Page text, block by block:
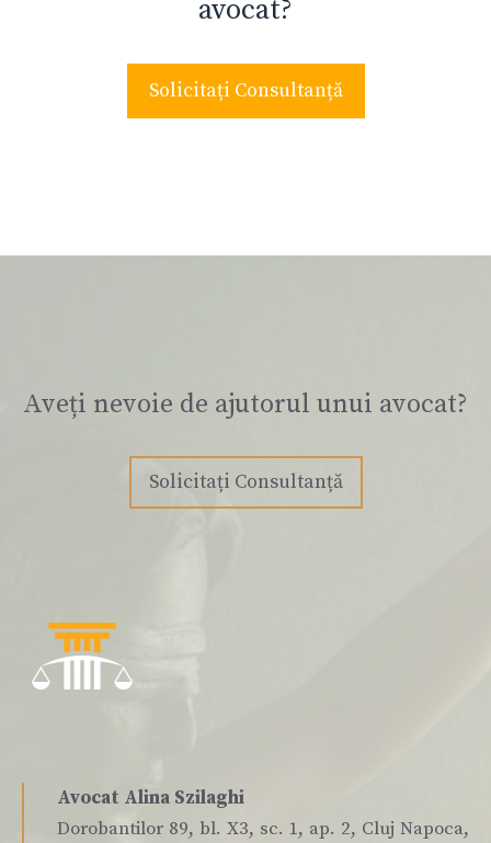
avocat?
Solicitați Consultanță
Aveți nevoie de ajutorul unui avocat?
Solicitați Consultanță
Avocat Alina Szilaghi
Dorobantilor 89, bl. X3, sc. 1, ap. 2, Cluj Napoca,